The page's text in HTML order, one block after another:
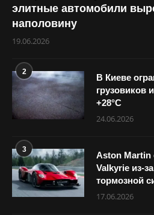
элитные автомобили
наполовину
19.06.2026
2
В Киеве
грузовиков
+28°С
24.06.2026
3
Aston Martin
Valkyrie из-
тормозной
17.06.2026